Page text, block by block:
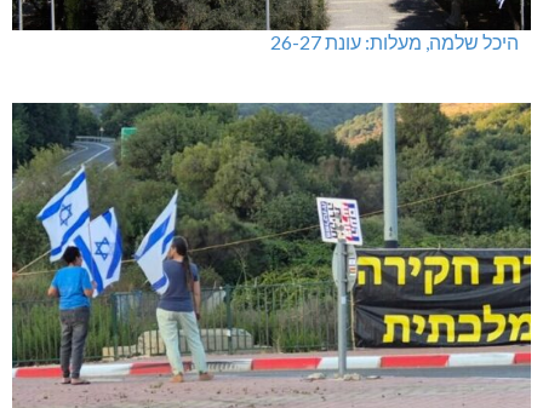
מכבי מעלות: 13 מדליות באליפות ישראל